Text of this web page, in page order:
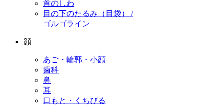
首のしわ
目の下のたるみ（目袋） /
ゴルゴライン
顔
あご・輪郭・小顔
歯科
鼻
耳
口もと・くちびる